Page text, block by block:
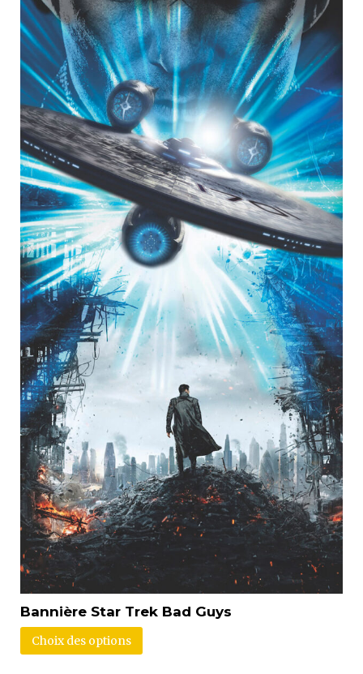
Bannière Star Trek Bad Guys
Choix des options